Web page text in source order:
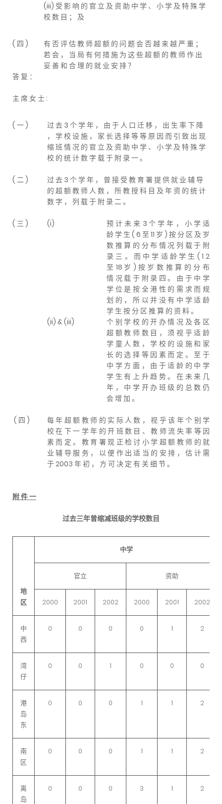
(iii) 受 影 响 的 官 立 及 资 助 中 学 、 小 学 及 特 殊 学
校 数 目 ； 及
( 四 )
有 否 评 估 教 师 超 额 的 问 题 会 否 越 来 越 严 重 ；
若 会 ， 当 局 有 何 措 施 为 这 些 超 额 的 教 师 作 出
妥 善 和 合 理 的 就 业 安 排 ？
答 复 ：
主 席 女 士 :
( 一 )
过 去 3 个 学 年 ， 由 于 人 口 迁 移 ， 出 生 率 下 降
， 学 校 设 施 ， 家 长 选 择 等 等 原 因 而 引 致 出 现
缩 班 情 况 的 官 立 及 资 助 中 学 、 小 学 及 特 殊 学
校 的 统 计 数 字 载 于 附 录 一 。
( 二 )
过 去 3 个 学 年 ， 曾 接 受 教 育 署 提 供 就 业 辅 导
的 超 额 教 师 人 数 ， 所 教 授 科 目 及 年 资 的 统 计
数 字 ， 列 载 于 附 录 二 。
( 三 ) (i)
预 计 未 来 3 个 学 年 ， 小 学 适
龄 学 生 ( 6 至 11 岁 ) 按 分 区 及 岁
数 推 算 的 分 布 情 况 列 载 于 附
录 三 。 而 中 学 适 龄 学 生 ( 1 2
至 18 岁 ) 按 岁 数 推 算 的 分 布
情 况 载 于 附 录 四 。 由 于 中 学
学 位 是 按 全 港 性 的 需 求 而 规
划 的 ， 所 以 并 没 有 中 学 适 龄
学 生 按 分 区 推 算 的 资 料 。
(ii) & (iii)
个 别 学 校 的 开 办 情 况 及 各 区
超 额 教 师 数 目 ， 须 视 乎 适 龄
学 童 人 数 ， 学 校 的 设 施 和 家
长 的 选 择 等 因 素 而 定 。 至 于
中 学 方 面 ， 由 于 适 龄 的 中 学
学 生 有 上 升 趋 势 。 在 未 来 几
年 ， 中 学 开 办 班 级 的 总 数 仍
会 增 加 。
( 四 )
每 年 超 额 教 师 的 实 际 人 数 ， 视 乎 该 年 个 别 学
校 在 下 一 学 年 的 开 班 数 目 、 教 师 流 失 率 等 因
素 而 定 。 教 育 署 现 正 检 讨 小 学 超 额 教 师 的 就
业 辅 导 服 务 ， 以 便 作 出 适 当 的 安 排 ， 估 计 需
于 2003 年 初 ， 方 可 决 定 有 关 细 节 。
附 件 一
过去三年曾缩减班级的学校数目
地
区
中学
官立 资助
2000 2001 2002 2000 2001 2002
中
西
0 0 0 0 1 2
湾
仔
0 0 1 0 0 0
港
岛
东
0 0 0 1 1 2
南
区
0 0 0 1 1 2
离
岛
0 0 0 3 1 2